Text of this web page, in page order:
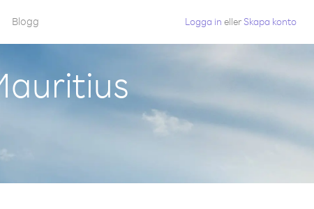
Blogg Logga in eller Skapa konto